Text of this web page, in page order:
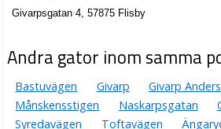
Givarpsgatan 4, 57875 Flisby
Andra gator inom samma
Bastuvägen Givarp Givarp
Månskensstigen
Naskarpsgatan
Syredavägen
Toftavägen